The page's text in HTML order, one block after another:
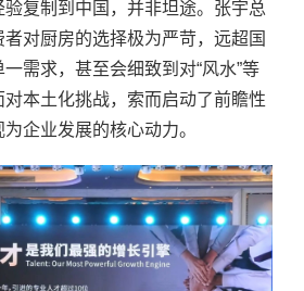
复制到中国，并非坦途。张宇总
对厨房的选择极为严苛，远超国
需求，甚至会细致到对“风水”等
本土化挑战，索而启动了前瞻性
企业发展的核心动力。